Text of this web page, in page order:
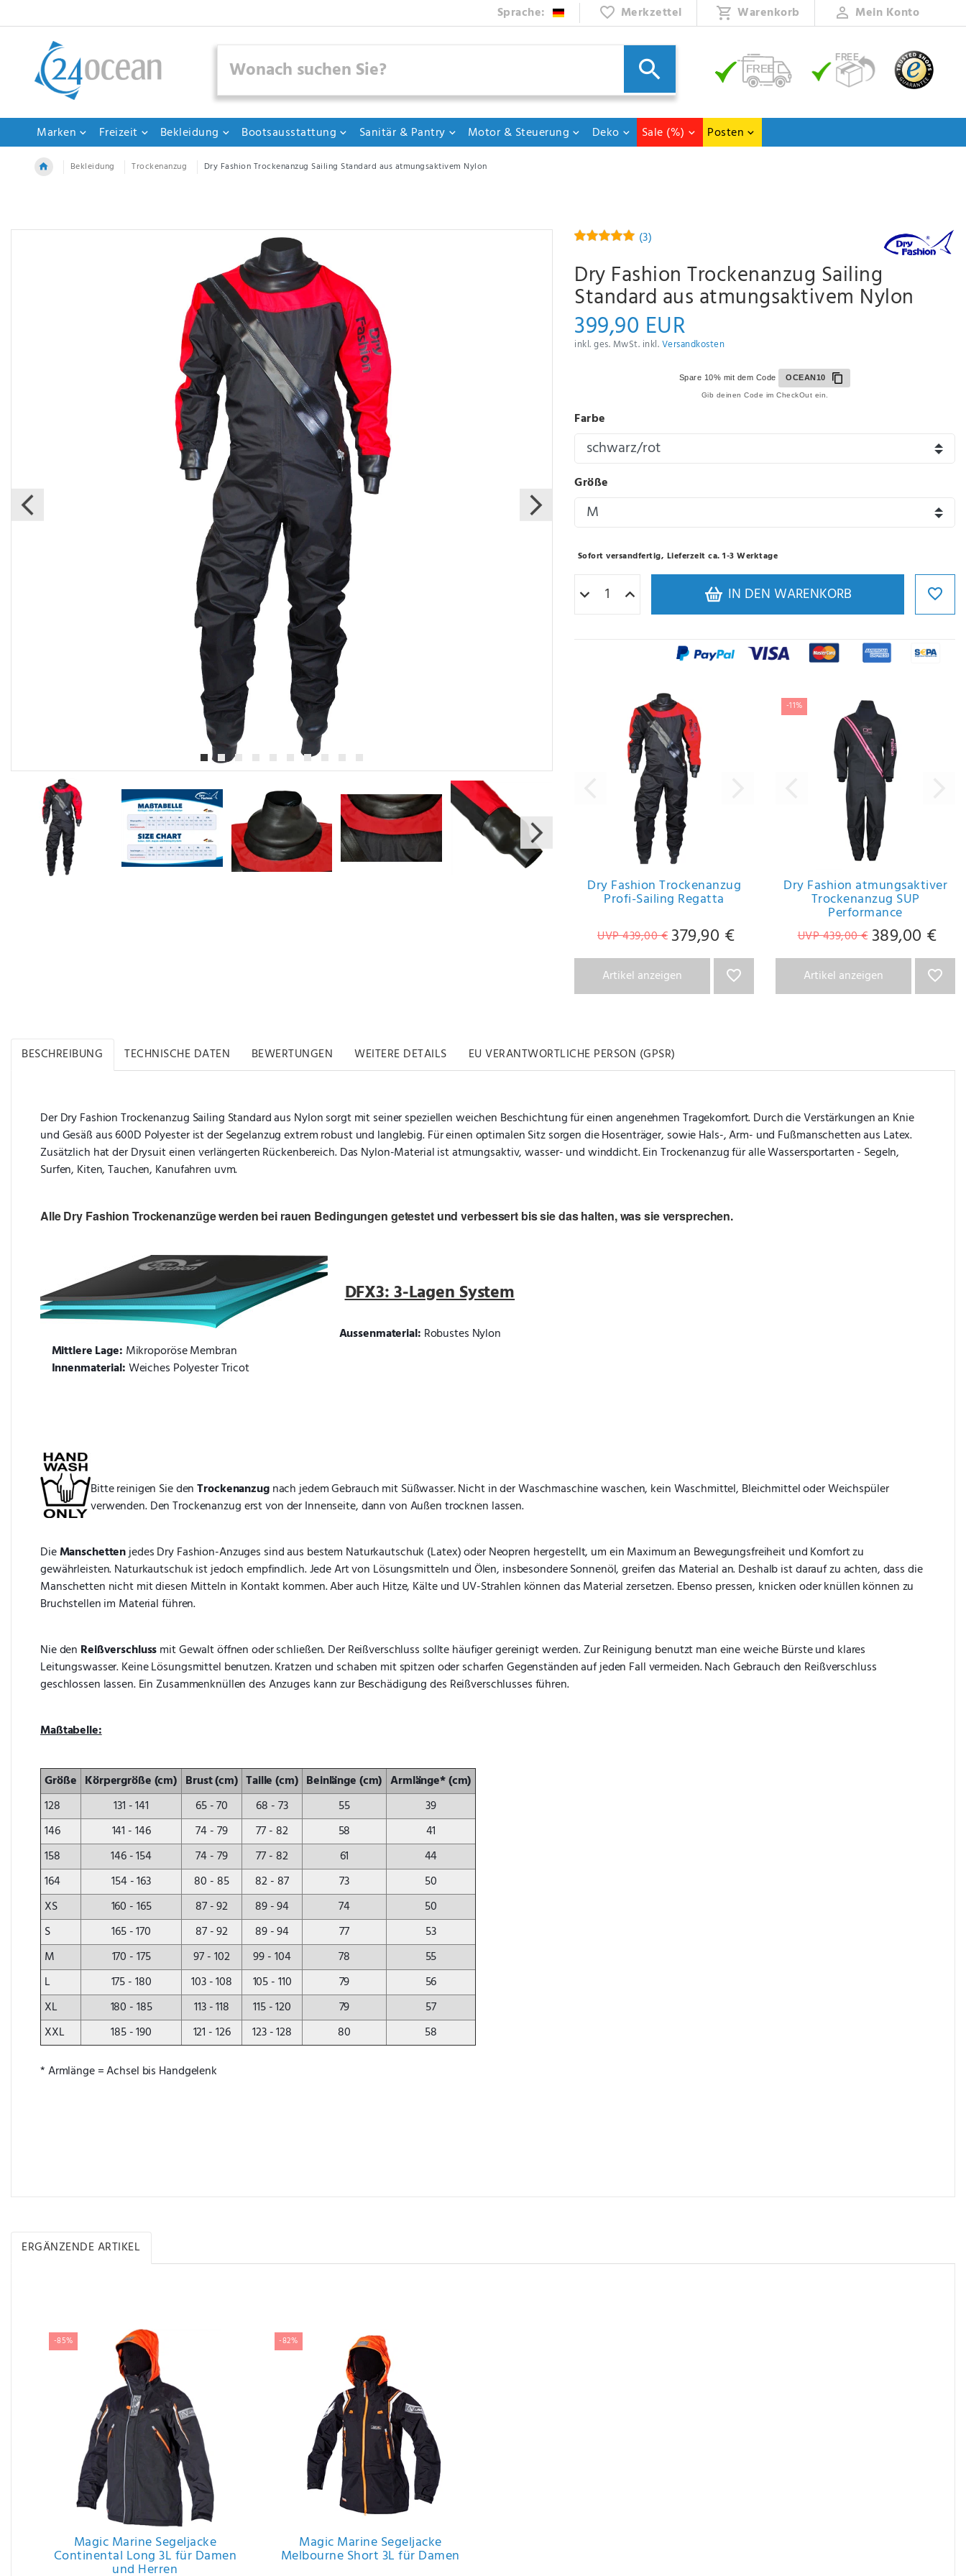
Sprache: Merkzettel Warenkorb Mein Konto
Marken Freizeit Bekleidung Bootsausstattung Sanitär & Pantry Motor & Steuerung Deko Sale (%) Posten
Bekleidung Trockenanzug Dry Fashion Trockenanzug Sailing Standard aus atmungsaktivem Nylon
(3)
Dry Fashion Trockenanzug Sailing
Standard aus atmungsaktivem Nylon
399,90 EUR
inkl. ges. MwSt. inkl.Versandkosten
Spare 10% mit dem Code OCEAN10
Gib deinen Code im CheckOut ein.
Farbe
Größe
Sofort versandfertig, Lieferzeit ca. 1-3 Werktage
IN DEN WARENKORB
Dry Fashion Trockenanzug
Profi-Sailing Regatta
UVP 439,00 € 379,90 €
Artikel anzeigen
-11%
Dry Fashion atmungsaktiver
Trockenanzug SUP
Performance
UVP 439,00 € 389,00 €
Artikel anzeigen
BESCHREIBUNG TECHNISCHE DATEN BEWERTUNGEN WEITERE DETAILS EU VERANTWORTLICHE PERSON (GPSR)
Der Dry Fashion Trockenanzug Sailing Standard aus Nylon sorgt mit seiner speziellen weichen Beschichtung für einen angenehmen Tragekomfort. Durch die Verstärkungen an Knie
und Gesäß aus 600D Polyester ist der Segelanzug extrem robust und langlebig. Für einen optimalen Sitz sorgen die Hosenträger, sowie Hals-, Arm- und Fußmanschetten aus Latex.
Zusätzlich hat der Drysuit einen verlängerten Rückenbereich. Das Nylon-Material ist atmungsaktiv, wasser- und winddicht. Ein Trockenanzug für alle Wassersportarten - Segeln,
Surfen, Kiten, Tauchen, Kanufahren uvm.
Alle Dry Fashion Trockenanzüge werden bei rauen Bedingungen getestet und verbessert bis sie das halten, was sie versprechen.
DFX3: 3-Lagen System
Aussenmaterial: Robustes Nylon
Mittlere Lage: Mikroporöse Membran
Innenmaterial: Weiches Polyester Tricot
Bitte reinigen Sie den Trockenanzug nach jedem Gebrauch mit Süßwasser. Nicht in der Waschmaschine waschen, kein Waschmittel, Bleichmittel oder Weichspüler
verwenden. Den Trockenanzug erst von der Innenseite, dann von Außen trocknen lassen.
Die Manschetten jedes Dry Fashion-Anzuges sind aus bestem Naturkautschuk (Latex) oder Neopren hergestellt, um ein Maximum an Bewegungsfreiheit und Komfort zu
gewährleisten. Naturkautschuk ist jedoch empfindlich. Jede Art von Lösungsmitteln und Ölen, insbesondere Sonnenöl, greifen das Material an. Deshalb ist darauf zu achten, dass die
Manschetten nicht mit diesen Mitteln in Kontakt kommen. Aber auch Hitze, Kälte und UV-Strahlen können das Material zersetzen. Ebenso pressen, knicken oder knüllen können zu
Bruchstellen im Material führen.
Nie den Reißverschluss mit Gewalt öffnen oder schließen. Der Reißverschluss sollte häufiger gereinigt werden. Zur Reinigung benutzt man eine weiche Bürste und klares
Leitungswasser. Keine Lösungsmittel benutzen. Kratzen und schaben mit spitzen oder scharfen Gegenständen auf jeden Fall vermeiden. Nach Gebrauch den Reißverschluss
geschlossen lassen. Ein Zusammenknüllen des Anzuges kann zur Beschädigung des Reißverschlusses führen.
Maßtabelle:
Größe Körpergröße (cm) Brust (cm) Taille (cm) Beinlänge (cm) Armlänge* (cm)
128
131 - 141 65 - 70 68 - 73 55
39
146
141 - 146 74 - 79 77 - 82 58
41
158
146 - 154 74 - 79 77 - 82 61
44
164
154 - 163 80 - 85 82 - 87 73
50
XS
160 - 165 87 - 92 89 - 94 74
50
S
165 - 170 87 - 92 89 - 94 77
53
M
170 - 175 97 - 102 99 - 104 78
55
L
175 - 180 103 - 108 105 - 110 79
56
XL
180 - 185 113 - 118 115 - 120 79
57
XXL
185 - 190 121 - 126 123 - 128 80 58
* Armlänge = Achsel bis Handgelenk
ERGÄNZENDE ARTIKEL
-85%
Magic Marine Segeljacke
Continental Long 3L für Damen
und Herren
-82%
Magic Marine Segeljacke
Melbourne Short 3L für Damen